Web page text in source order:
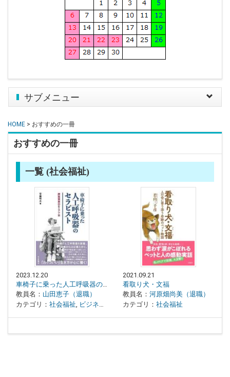
Toggle
サブメニュー
HOME > おすすめの一冊
おすすめの一冊
一覧 (社会福祉)
2023.12.20
教員名： 山田恵子（退職）
カテゴリ： 社会福祉 ビジネス・ノンフィクション
2021.09.21
看取り犬・文福
教員名： 河原畑尚美（退職）
カテゴリ： 社会福祉